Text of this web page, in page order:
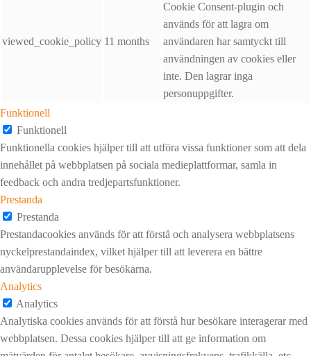
viewed_cookie_policy 11 months
Cookie Consent-plugin och
används för att lagra om
användaren har samtyckt till
användningen av cookies eller
inte. Den lagrar inga
personuppgifter.
Funktionell
Funktionell
Funktionella cookies hjälper till att utföra vissa funktioner som att dela
innehållet på webbplatsen på sociala medieplattformar, samla in
feedback och andra tredjepartsfunktioner.
Prestanda
Prestanda
Prestandacookies används för att förstå och analysera webbplatsens
nyckelprestandaindex, vilket hjälper till att leverera en bättre
användarupplevelse för besökarna.
Analytics
Analytics
Analytiska cookies används för att förstå hur besökare interagerar med
webbplatsen. Dessa cookies hjälper till att ge information om